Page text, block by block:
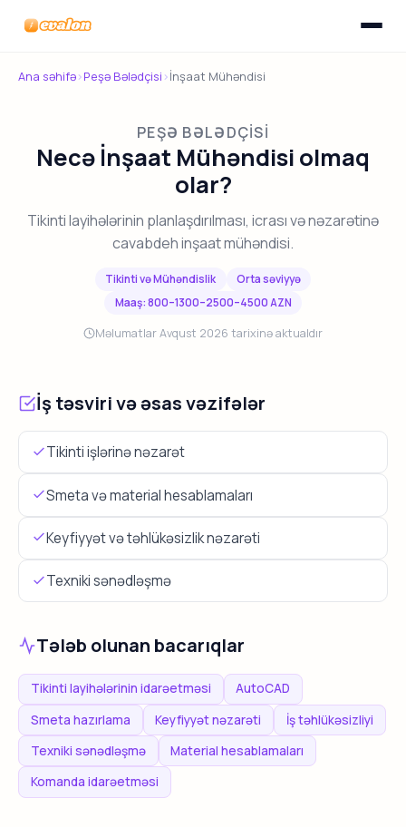
Evalon
Ana səhifə›Peşə Bələdçisi ›İnşaat Mühəndisi
PEŞƏ BƏLƏDÇISI
Necə İnşaat Mühəndisi olmaq
olar?
Tikinti layihələrinin planlaşdırılması, icrası və nəzarətinə
cavabdeh inşaat mühəndisi.
Tikinti və Mühəndislik
Orta səviyyə
Maaş: 800–1300–2500–4500 AZN
Məlumatlar Avqust 2026 tarixinə aktualdır
İş təsviri və əsas vəzifələr
Tikinti işlərinə nəzarət
Smeta və material hesablamaları
Keyfiyyət və təhlükəsizlik nəzarəti
Texniki sənədləşmə
Tələb olunan bacarıqlar
Tikinti layihələrinin idarəetməsi
AutoCAD
Smeta hazırlama
Keyfiyyət nəzarəti
İş təhlükəsizliyi
Texniki sənədləşmə
Material hesablamaları
Komanda idarəetməsi